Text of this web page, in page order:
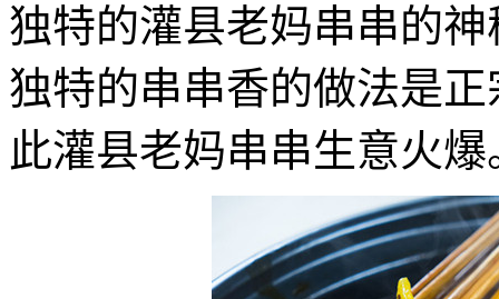
独特的灌县老妈串串的
独特的串串香的做法是
此灌县老妈串串生意火爆